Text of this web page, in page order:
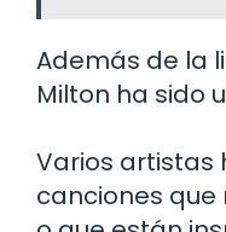
Además de la
Milton ha sido
Varios artistas
canciones